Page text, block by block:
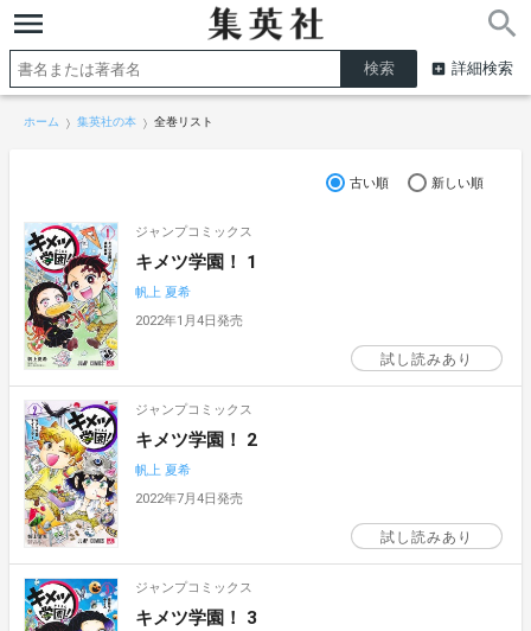
詳細検索
ホーム 集英社の本 全巻リスト
古い順 新しい順
ジャンプコミックス
キメツ学園！ 1
帆上 夏希
2022年1月4日発売
試し読みあり
ジャンプコミックス
キメツ学園！ 2
帆上 夏希
2022年7月4日発売
試し読みあり
ジャンプコミックス
キメツ学園！ 3